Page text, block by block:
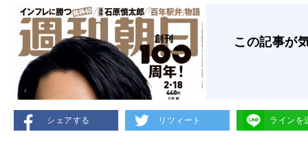
この記事が
シェアする リツィート ラインを